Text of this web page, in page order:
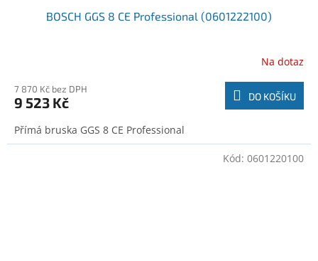
BOSCH GGS 8 CE Professional (0601222100)
Na dotaz
7 870 Kč bez DPH
9 523 Kč DO KOŠÍKU
Přímá bruska GGS 8 CE Professional
Kód: 0601220100